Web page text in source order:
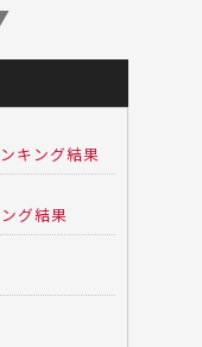
キング結果
グ結果